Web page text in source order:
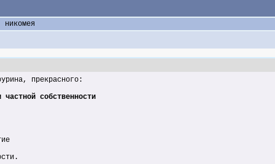
никомея
прекрасного:
собственности